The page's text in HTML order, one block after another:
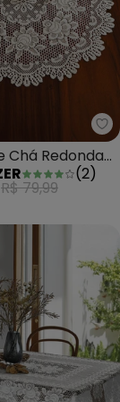
de Mesa
Chá Redonda
Gardênia
(2)
R$ 79,99